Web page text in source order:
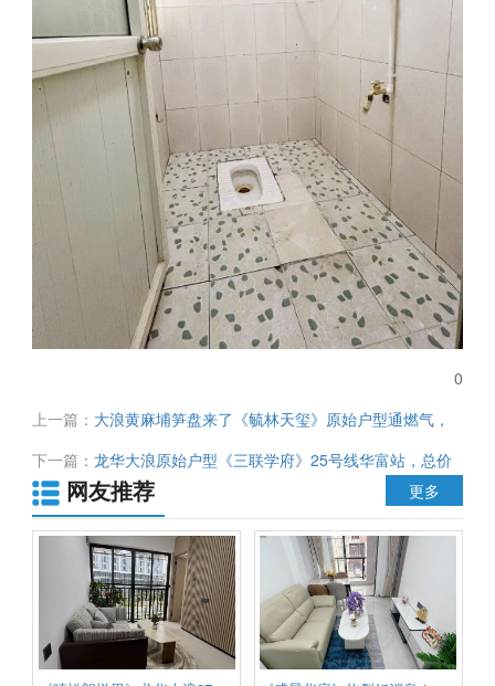
0
上一篇： 大浪黄麻埔笋盘来了《毓林天玺》原始户型通燃气，
带大阳台 可以落户
下一篇：龙华大浪原始户型《三联学府》25号线华富站，总价
16.8万起网友推荐 更多